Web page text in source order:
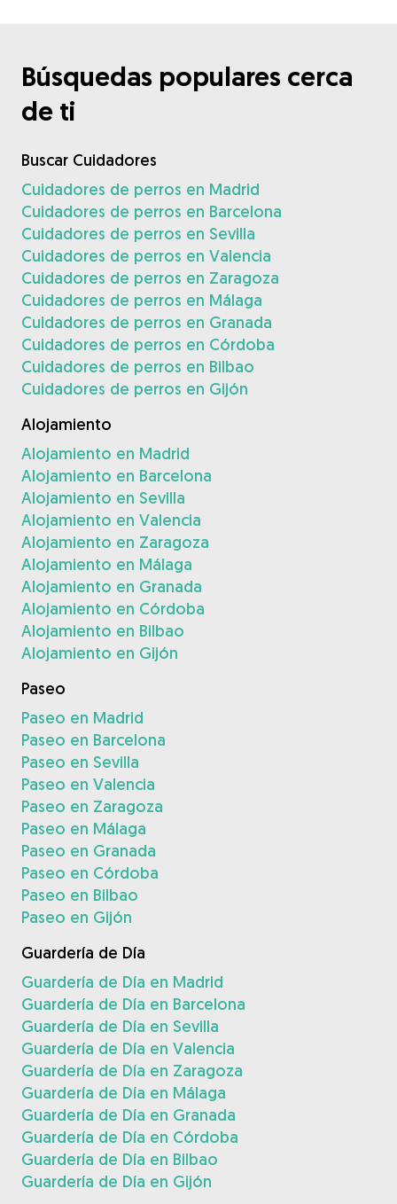
Búsquedas populares cerca
de ti
Buscar Cuidadores
Cuidadores de perros en Madrid
Cuidadores de perros en Barcelona
Cuidadores de perros en Sevilla
Cuidadores de perros en Valencia
Cuidadores de perros en Zaragoza
Cuidadores de perros en Málaga
Cuidadores de perros en Granada
Cuidadores de perros en Córdoba
Cuidadores de perros en Bilbao
Cuidadores de perros en Gijón
Alojamiento
Alojamiento en Madrid
Alojamiento en Barcelona
Alojamiento en Sevilla
Alojamiento en Valencia
Alojamiento en Zaragoza
Alojamiento en Málaga
Alojamiento en Granada
Alojamiento en Córdoba
Alojamiento en Bilbao
Alojamiento en Gijón
Paseo
Paseo en Madrid
Paseo en Barcelona
Paseo en Sevilla
Paseo en Valencia
Paseo en Zaragoza
Paseo en Málaga
Paseo en Granada
Paseo en Córdoba
Paseo en Bilbao
Paseo en Gijón
Guardería de Día
Guardería de Día en Madrid
Guardería de Día en Barcelona
Guardería de Día en Sevilla
Guardería de Día en Valencia
Guardería de Día en Zaragoza
Guardería de Día en Málaga
Guardería de Día en Granada
Guardería de Día en Córdoba
Guardería de Día en Bilbao
Guardería de Día en Gijón